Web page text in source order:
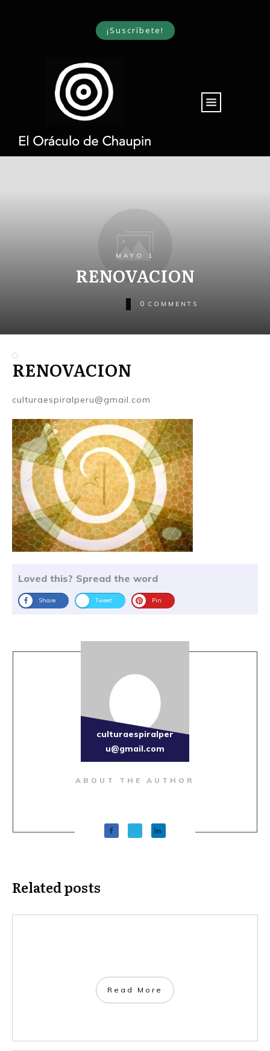
¡Suscríbete!
MAYO 1
RENOVACION
0 COMMENTS
RENOVACION
culturaespiralperu@gmail.com
Loved this? Spread the word
Share Tweet Pin
ABOUT THE AUTHOR
culturaespiralper
u@gmail.com
Related posts
​Read More